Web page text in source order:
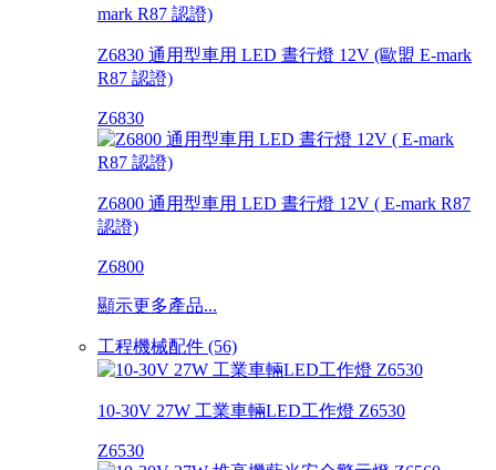
Z6830 通用型車用 LED 晝行燈 12V (歐盟 E-mark
R87 認證)
Z6830
Z6800 通用型車用 LED 晝行燈 12V ( E-mark R87
認證)
Z6800
顯示更多產品...
工程機械配件 (56)
10-30V 27W 工業車輛LED工作燈 Z6530
Z6530